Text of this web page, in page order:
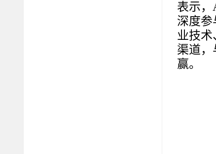
表示，
深度参
业技术
渠道，
赢。